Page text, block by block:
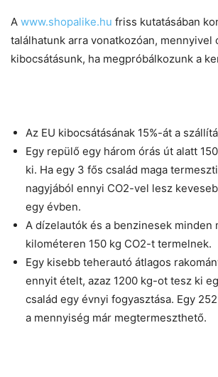
A www.shopalike.hu friss kutatásában
találhatunk arra vonatkozóan, mennyivel
kibocsátásunk, ha megpróbálkozunk a
Az EU kibocsátásának 15%-át a
Egy repülő egy három órás út alatt
ki. Ha egy 3 fős család maga
nagyjából ennyi CO2-vel lesz
egy évben.
A dízelautók és a benzinesek minden
kilométeren 150 kg CO2-t termelnek.
Egy kisebb teherautó átlagos
ennyit ételt, azaz 1200 kg-ot tesz ki
család egy évnyi fogyasztása. Egy
a mennyiség már megtermeszthető.